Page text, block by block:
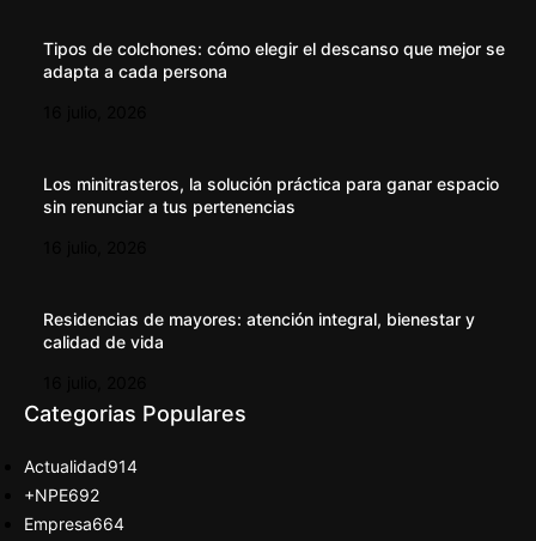
Tipos de colchones: cómo elegir el descanso que mejor se
adapta a cada persona
Los minitrasteros, la solución práctica para ganar espacio
sin renunciar a tus pertenencias
Residencias de mayores: atención integral, bienestar y
calidad de vida
Categorias Populares
Actualidad914
+NPE692
Empresa664